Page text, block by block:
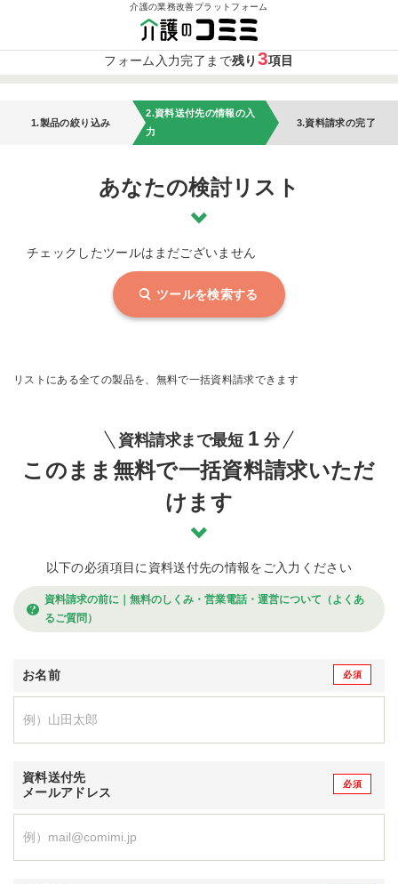
介護の業務改善プラットフォーム
1.製品の絞り込み
2.資料送付先の情報の入
力
3.資料請求の完了
あなたの検討リスト
チェックしたツールはまだございません
ツールを検索する
リストにある全ての製品を、無料で一括資料請求できます
資料請求まで最短 1 分
このまま無料で一括資料請求いただ
けます
以下の必須項目に資料送付先の情報をご入力ください
資料請求の前に｜無料のしくみ・営業電話・運営について（よくあ
るご質問）
お名前
資料送付先
メールアドレス
フォーム入力完了まで残り 3項目